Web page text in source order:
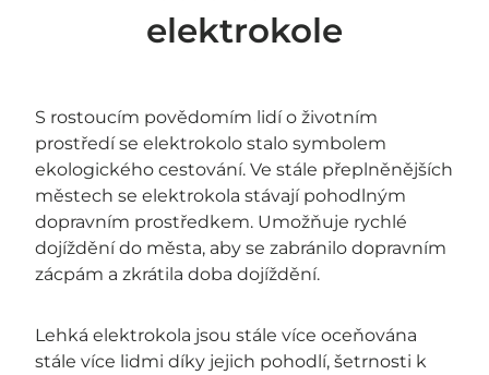
Support
elektrokole
S rostoucím povědomím lidí o životním
prostředí se elektrokolo stalo symbolem
ekologického cestování. Ve stále přeplněnějších
městech se elektrokola stávají pohodlným
dopravním prostředkem. Umožňuje rychlé
dojíždění do města, aby se zabránilo dopravním
zácpám a zkrátila doba dojíždění.
Lehká elektrokola jsou stále více oceňována
stále více lidmi díky jejich pohodlí, šetrnosti k